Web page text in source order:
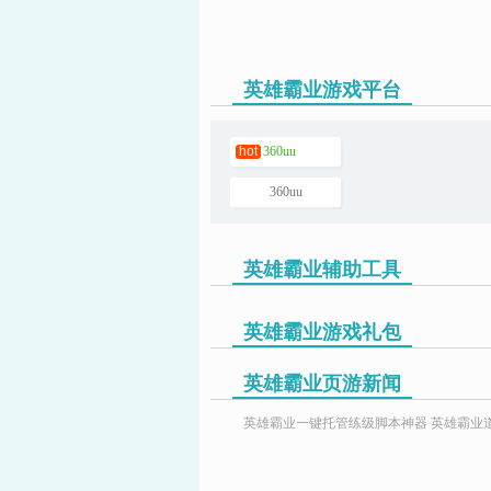
英雄霸业游戏平台
hot 360uu
360uu
英雄霸业辅助工具
英雄霸业游戏礼包
英雄霸业页游新闻